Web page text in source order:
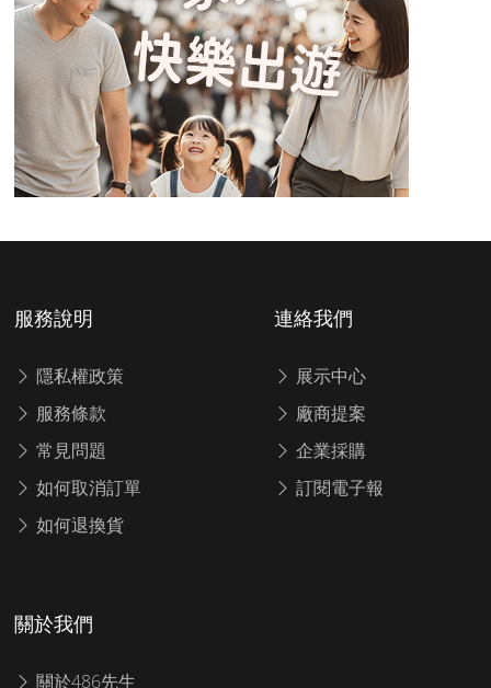
服務說明
隱私權政策
服務條款
常見問題
如何取消訂單
如何退換貨
連絡我們
展示中心
廠商提案
企業採購
訂閱電子報
關於我們
關於486先生